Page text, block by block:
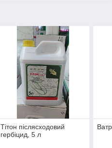
Тітон післясходовий
гербіцид, 5 л